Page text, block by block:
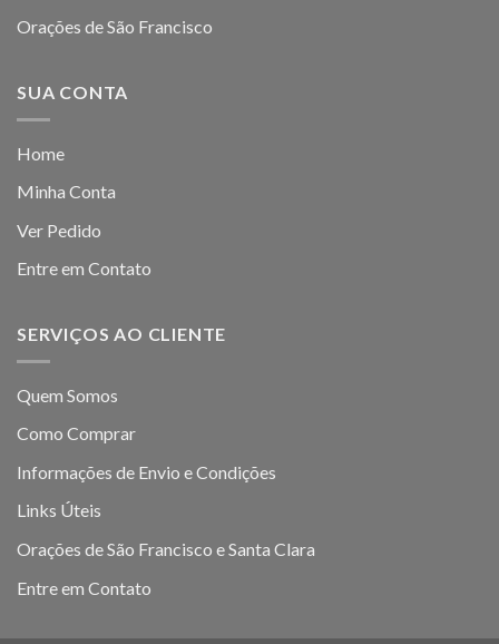
Orações de São Francisco
SUA CONTA
Home
Minha Conta
Ver Pedido
Entre em Contato
SERVIÇOS AO CLIENTE
Quem Somos
Como Comprar
Informações de Envio e Condições
Links Úteis
Orações de São Francisco e Santa Clara
Entre em Contato